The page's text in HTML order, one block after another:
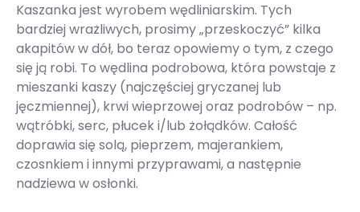
Kaszanka jest wyrobem wędliniarskim. Tych
bardziej wrażliwych, prosimy „przeskoczyć” kilka
akapitów w dół, bo teraz opowiemy o tym, z czego
się ją robi. To wędlina podrobowa, która powstaje z
mieszanki kaszy (najczęściej gryczanej lub
jęczmiennej), krwi wieprzowej oraz podrobów – np.
wątróbki, serc, płucek i/lub żołądków. Całość
doprawia się solą, pieprzem, majerankiem,
czosnkiem i innymi przyprawami, a następnie
nadziewa w osłonki.